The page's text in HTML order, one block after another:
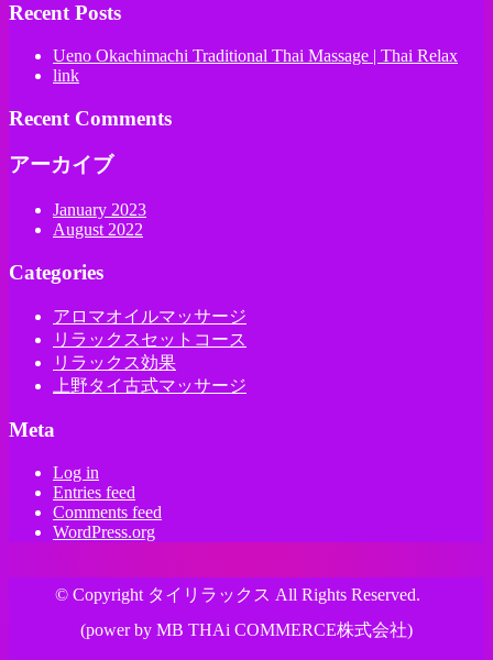
Recent Posts
Ueno Okachimachi Traditional Thai Massage | Thai Relax
link
Recent Comments
アーカイブ
January 2023
August 2022
Categories
アロマオイルマッサージ
リラックスセットコース
リラックス効果
上野タイ古式マッサージ
Meta
Log in
Entries feed
Comments feed
WordPress.org
© Copyright タイリラックス All Rights Reserved.
(power by MB THAi COMMERCE株式会社)